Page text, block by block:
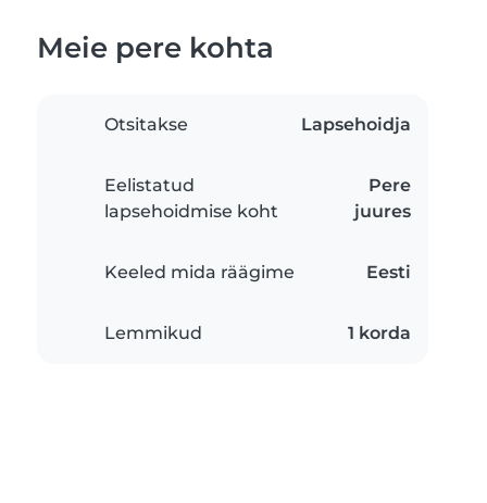
Meie pere kohta
Otsitakse Lapsehoidja
Eelistatud
lapsehoidmise koht
Pere
juures
Keeled mida räägime Eesti
Lemmikud 1 korda